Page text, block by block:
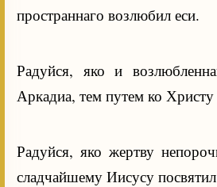
пространнаго возлюбил еси.
Радуйся, яко и
Аркадиа, тем путем ко Христу
Радуйся, яко жертву
сладчайшему Иисусу